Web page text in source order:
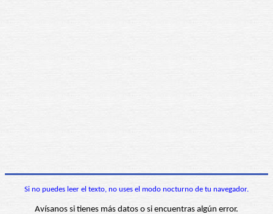
Si no puedes leer el texto, no uses el modo nocturno de tu navegador.
Avísanos si tienes más datos o si encuentras algún error.